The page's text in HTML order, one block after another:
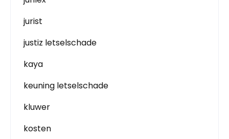
jurist
justiz letselschade
kaya
keuning letselschade
kluwer
kosten